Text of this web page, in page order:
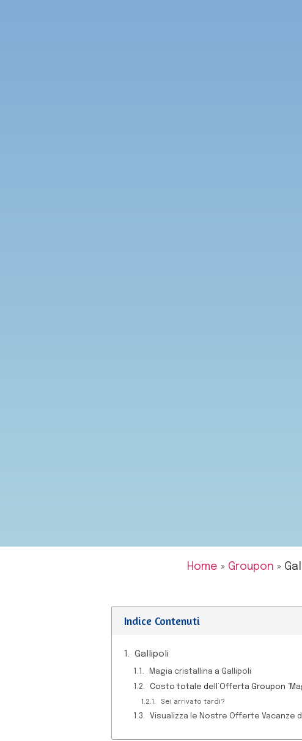
Home » Groupon »
Indice Contenuti
Gallipoli
Magia cristallina a Gallipoli
Costo totale dell’Offerta Groupon
Sei arrivato tardi?
Visualizza le Nostre Offerte Vacanze